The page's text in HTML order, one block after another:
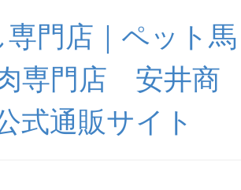
専門店｜ペット馬
専門店 安井商
式通販サイト